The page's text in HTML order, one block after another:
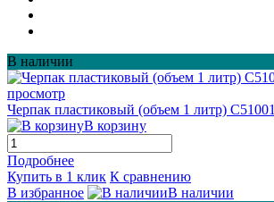
В наличии
просмотр
Черпак пластиковый (объем 1 литр) С51001
В корзину
Подробнее
Купить в 1 клик К сравнению
В избранное
В наличии